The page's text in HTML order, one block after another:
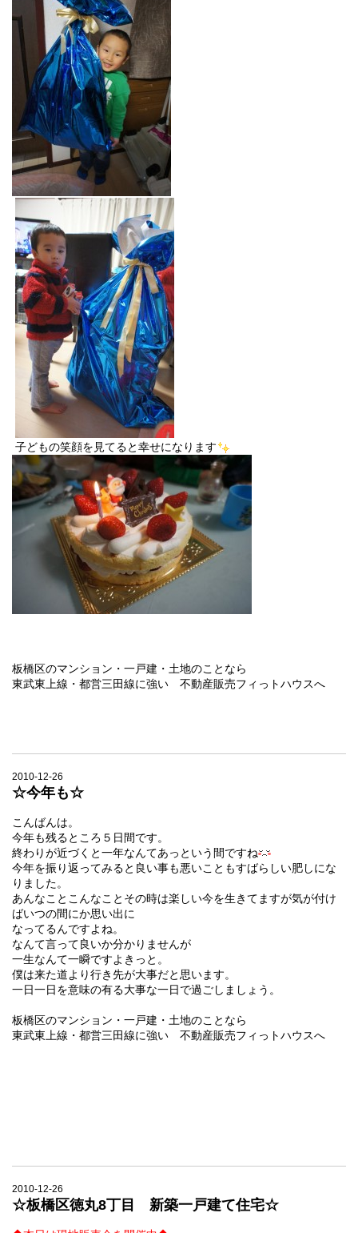
子どもの笑顔を見てると幸せになります
板橋区のマンション・一戸建・土地のことなら
東武東上線・都営三田線に強い 不動産販売フィっトハウスへ
2010-12-26
☆今年も☆
こんばんは。
今年も残るところ５日間です。
終わりが近づくと一年なんてあっという間ですね
今年を振り返ってみると良い事も悪いこともすばらしい肥しにな
りました。
あんなことこんなことその時は楽しい今を生きてますが気が付け
ばいつの間にか思い出に
なってるんですよね。
なんて言って良いか分かりませんが
一生なんて一瞬ですよきっと。
僕は来た道より行き先が大事だと思います。
一日一日を意味の有る大事な一日で過ごしましょう。
板橋区のマンション・一戸建・土地のことなら
東武東上線・都営三田線に強い 不動産販売フィっトハウスへ
2010-12-26
☆板橋区徳丸8丁目 新築一戸建て住宅☆